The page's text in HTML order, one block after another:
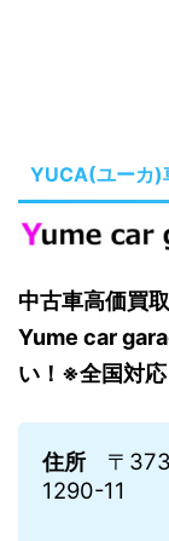
YUCA(ユーカ)
中古車高価買
Yume car
い！※全国対
住所 〒
1290-11